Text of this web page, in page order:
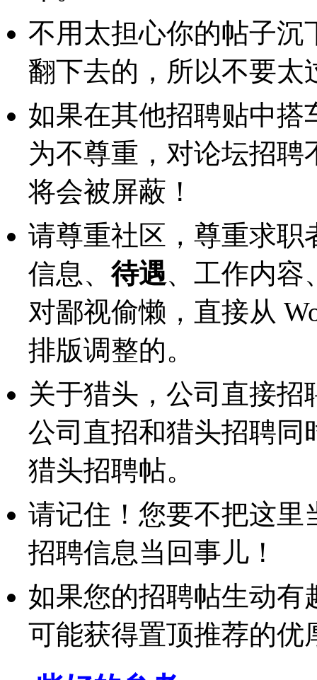
不用太担心你的帖子沉
翻下去的，所以不要太
如果在其他招聘贴中搭
为不尊重，对论坛招
将会被屏蔽！
请尊重社区，尊重求职
信息、待遇、工作内容
对鄙视偷懒，直接从
排版调整的。
关于猎头，公司直接
公司直招和猎头招聘同
猎头招聘帖。
请记住！您要不把这里
招聘信息当回事儿！
如果您的招聘帖生动有
可能获得置顶推荐的优